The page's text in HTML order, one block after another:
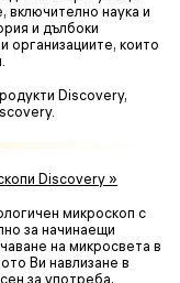
включително наука и
и дълбоки
организациите, които
Discovery,
Discovery »
микроскоп с
за начинаещи
на микросвета в
Ви навлизане в
за употреба,